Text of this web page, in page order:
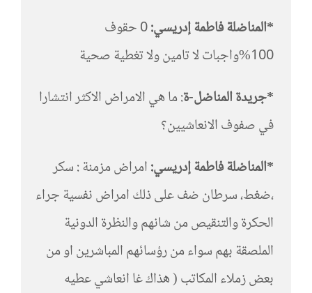
*المناضلة فاطمة إدريسي:
0 حقوف
100%واجبات لا تامين ولا تغطية صحية
*جريدة المناضل-ة: ما هي الامراض الاكثر انتشارا
في صفوف الانعاشيين؟
*المناضلة فاطمة إدريسي:امراض مزمنة : سكر
،ضغط، سرطان ضف على ذلك امراض نفسية جراء
الحكرة والتنقيص من شانهم والنظرة الدونية
الملصقة بهم سواء من رؤسائهم المباشرين او من
بعض زملاء المكاتب ( هذاك غا انعاشي عطيه